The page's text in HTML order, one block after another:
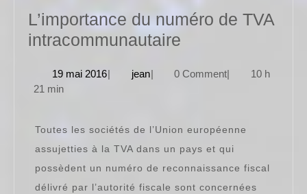
L’importance du numéro de TVA
intracommunautaire
numéro
19 mai 201619
| jeanjean
| 0 Comment|
10 h
21 min
Toutes les sociétés de l’Union européenne
assujetties à la TVA dans un pays et qui
possèdent un numéro de reconnaissance fiscal
délivré par l’autorité fiscale sont concernées